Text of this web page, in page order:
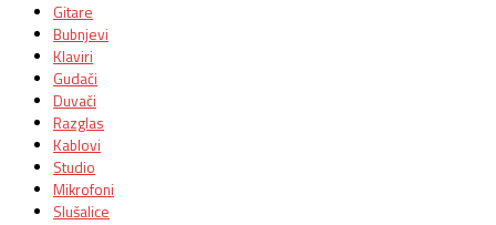
Gitare
Bubnjevi
Klaviri
Gudači
Duvači
Razglas
Kablovi
Studio
Mikrofoni
Slušalice